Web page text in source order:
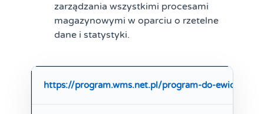
zarządzania wszystkimi procesami
magazynowymi w oparciu o rzetelne
dane i statystyki.
https://program.wms.net.pl/program-do-ewidencji-